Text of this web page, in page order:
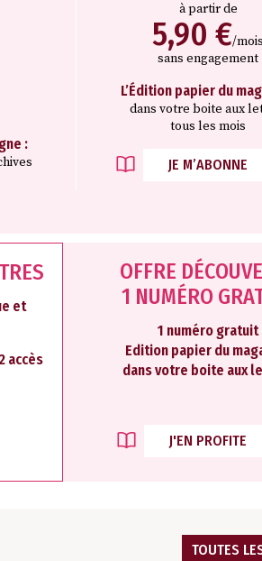
:
à partir de
5,90 €/mois
sans engagement
L’Édition papier du
dans votre boite aux
tous les mois
JE M’ABONNE
et
accès
OFFRE
1 NUMÉRO
1 numéro gratuit
Edition papier du
dans votre boite aux
J'EN PROFITE
TOUTES